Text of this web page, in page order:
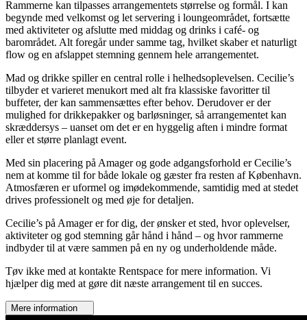
Rammerne kan tilpasses arrangementets størrelse og formål. I kan
begynde med velkomst og let servering i loungeområdet, fortsætte
med aktiviteter og afslutte med middag og drinks i café- og
barområdet. Alt foregår under samme tag, hvilket skaber et naturligt
flow og en afslappet stemning gennem hele arrangementet.
Mad og drikke spiller en central rolle i helhedsoplevelsen. Cecilie’s
tilbyder et varieret menukort med alt fra klassiske favoritter til
buffeter, der kan sammensættes efter behov. Derudover er der
mulighed for drikkepakker og barløsninger, så arrangementet kan
skræddersys – uanset om det er en hyggelig aften i mindre format
eller et større planlagt event.
Med sin placering på Amager og gode adgangsforhold er Cecilie’s
nem at komme til for både lokale og gæster fra resten af København.
Atmosfæren er uformel og imødekommende, samtidig med at stedet
drives professionelt og med øje for detaljen.
Cecilie’s på Amager er for dig, der ønsker et sted, hvor oplevelser,
aktiviteter og god stemning går hånd i hånd – og hvor rammerne
indbyder til at være sammen på en ny og underholdende måde.
Tøv ikke med at kontakte Rentspace for mere information. Vi
hjælper dig med at gøre dit næste arrangement til en succes.
Mere information